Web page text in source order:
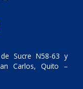
Sucre N58-63 y
Carlos, Quito –